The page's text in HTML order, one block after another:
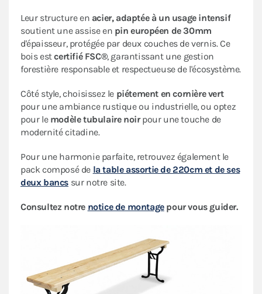
Leur structure en acier, adaptée à un usage intensif
soutient une assise en pin européen de 30mm
d'épaisseur, protégée par deux couches de vernis. Ce
bois estcertifié FSC®, garantissant une gestion
forestière responsable et respectueuse de l'écosystème.
Côté style, choisissez le piétement en cornière vert
pour une ambiance rustique ou industrielle, ou optez
pour le modèle tubulaire noirpour une touche de
modernité citadine.
Pour une harmonie parfaite, retrouvez également le
pack composé de latable assortie de 220cm et de ses
deux bancs sur notre site.
Consultez notre notice de montagepour vous guider.